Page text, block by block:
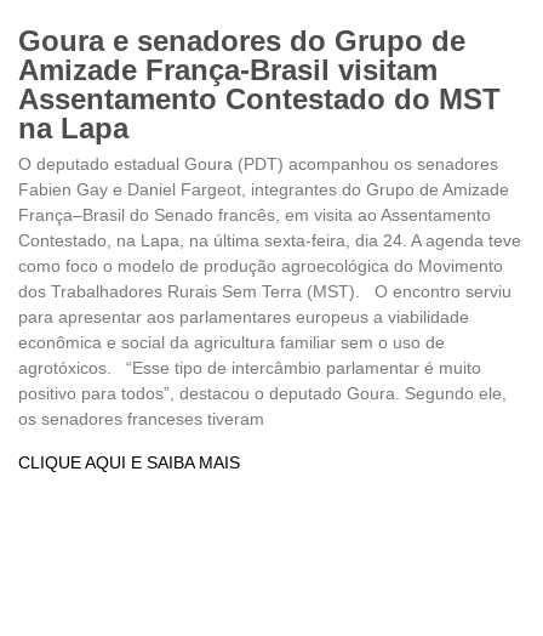
Goura e senadores do Grupo de
Amizade França-Brasil visitam
Assentamento Contestado do MST
na Lapa
O deputado estadual Goura (PDT) acompanhou os senadores
Fabien Gay e Daniel Fargeot, integrantes do Grupo de Amizade
França–Brasil do Senado francês, em visita ao Assentamento
Contestado, na Lapa, na última sexta-feira, dia 24. A agenda teve
como foco o modelo de produção agroecológica do Movimento
dos Trabalhadores Rurais Sem Terra (MST). O encontro serviu
para apresentar aos parlamentares europeus a viabilidade
econômica e social da agricultura familiar sem o uso de
agrotóxicos. “Esse tipo de intercâmbio parlamentar é muito
positivo para todos”, destacou o deputado Goura. Segundo ele,
os senadores franceses tiveram
CLIQUE AQUI E SAIBA MAIS